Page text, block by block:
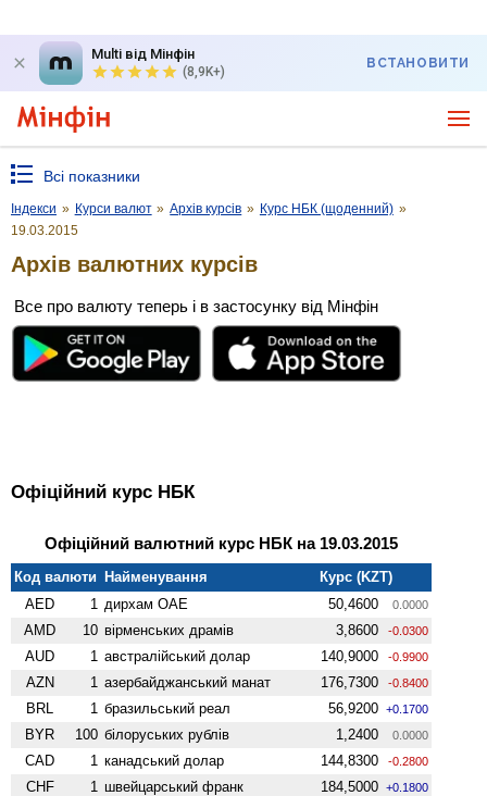
Multi від Мінфін
(8,9K+)
ВСТАНОВИТИ
Всі показники
Індекси » Курси валют » Архів курсів » Курс НБК (щоденний) »
19.03.2015
Архів валютних курсів
Все про валюту теперь і в застосунку від Мінфін
Офіційний курс НБК
Офіційний валютний курс НБК на 19.03.2015
Код валюти Найменування
Курс (KZT)
AED
1 дирхам ОАЕ 50,4600 0.0000
AMD 10 вiрменських драмів 3,8600 -0.0300
AUD 1 австралійський долар 140,9000 -0.9900
AZN 1 азербайджанський манат 176,7300 -0.8400
BRL 1 бразильський реал 56,9200 +0.1700
BYR 100 білоруських рублів 1,2400 0.0000
CAD 1 канадський долар 144,8300 -0.2800
CHF 1 швейцарський франк 184,5000 +0.1800